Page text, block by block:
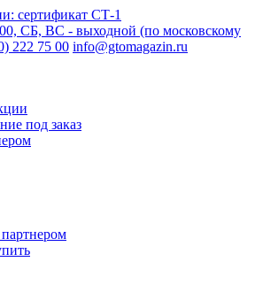
сертификат СТ-1
СБ, ВС - выходной (по московскому
222 75 00 info@gtomagazin.ru
под заказ